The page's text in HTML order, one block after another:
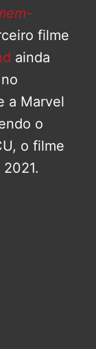
filme
ainda
a Marvel
o
o filme